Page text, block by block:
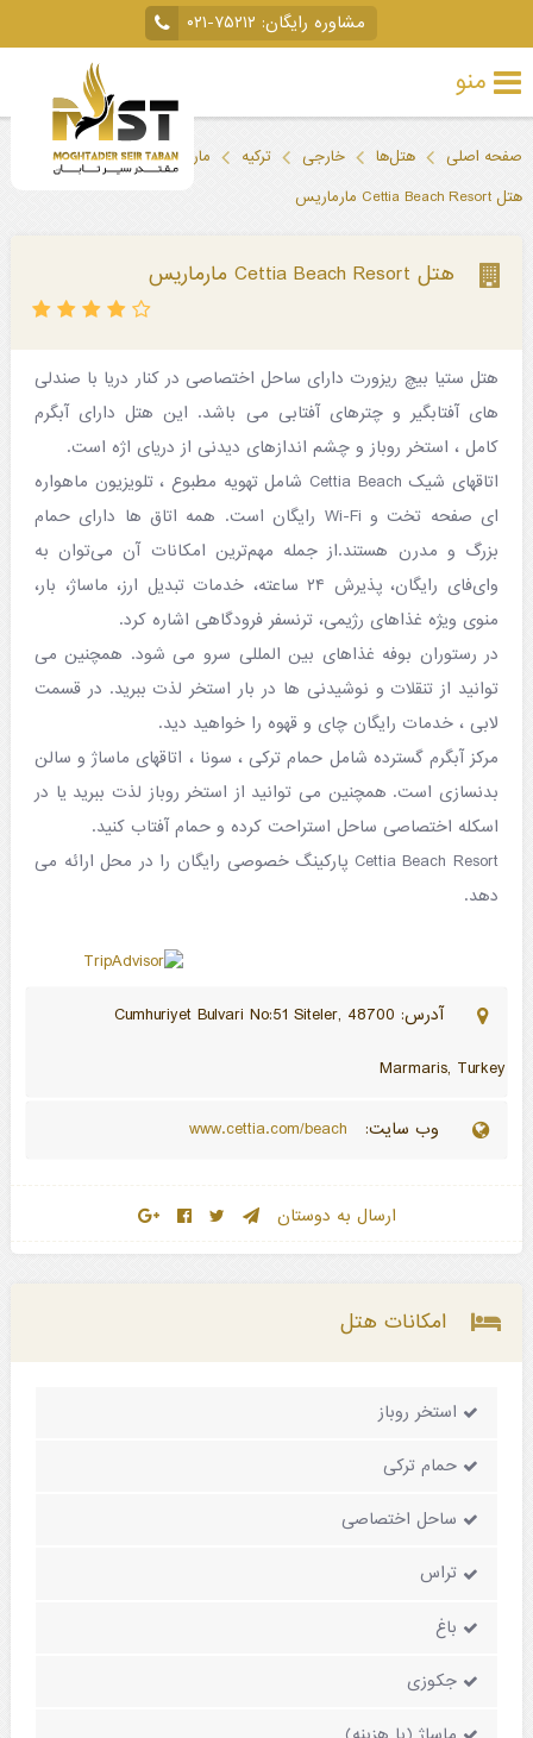
مشاوره رایگان: ۰۲۱-۷۵۲۱۲
منو
داخلی
آخری
جاذبه‌های
گردشگری
صفحه اصلی هتل‌ها خارجی ترکیه
مارماریس
هتل Cettia Beach Resort مارماریس
هتل Cettia Beach Resort مارماریس
هتل ستیا بیچ ریزورت دارای ساحل اختصاصی در کنار دریا با صندلی
های آفتابگیر و چترهای آفتابی می باشد. این هتل دارای آبگرم
کامل ، استخر روباز و چشم اندازهای دیدنی از دریای اژه است.
اتاقهای شیک Cettia Beach شامل تهویه مطبوع ، تلویزیون ماهواره
ای صفحه تخت و Wi-Fi رایگان است. همه اتاق ها دارای حمام
بزرگ و مدرن هستند.از جمله مهم‌ترین امکانات آن می‌توان به
وای‌فای رایگان، پذیرش ۲۴ ساعته، خدمات تبدیل ارز، ماساژ، بار،
منوی ویژه غذاهای رژیمی، ترنسفر فرودگاهی اشاره کرد.
در رستوران بوفه غذاهای بین المللی سرو می شود. همچنین می
توانید از تنقلات و نوشیدنی ها در بار استخر لذت ببرید. در قسمت
لابی ، خدمات رایگان چای و قهوه را خواهید دید.
مرکز آبگرم گسترده شامل حمام ترکی ، سونا ، اتاقهای ماساژ و سالن
بدنسازی است. همچنین می توانید از استخر روباز لذت ببرید یا در
اسکله اختصاصی ساحل استراحت کرده و حمام آفتاب کنید.
Cettia Beach Resort پارکینگ خصوصی رایگان را در محل ارائه می
دهد.
آدرس: Cumhuriyet Bulvari No:51 Siteler, 48700
Marmaris, Turkey
وب سایت:
ارسال به دوستان
امکانات هتل
استخر روباز
حمام ترکی
ساحل اختصاصی
تراس
باغ
جکوزی